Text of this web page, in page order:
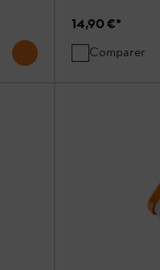
14,90 €*
Comparer